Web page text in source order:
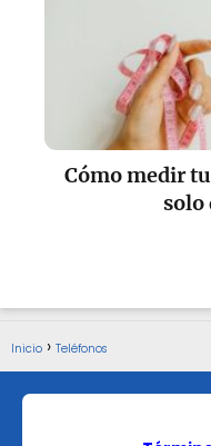
Cómo medir
solo
Inicio Teléfonos